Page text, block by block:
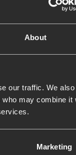
About
our traffic. We
may combine it
Marketing
mesh for en
indeholder